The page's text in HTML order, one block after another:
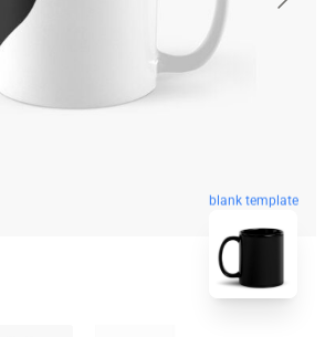
blank template